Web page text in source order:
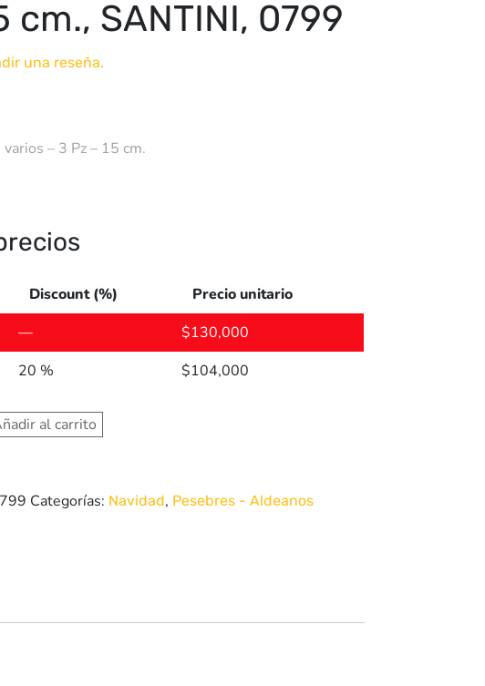
cm., SANTINI, 0799
una reseña.
– 3 Pz – 15 cm.
Discount (%)
Precio unitario
— $130,000
20 % $104,000
al carrito
Categorías: Navidad, Pesebres - Aldeanos